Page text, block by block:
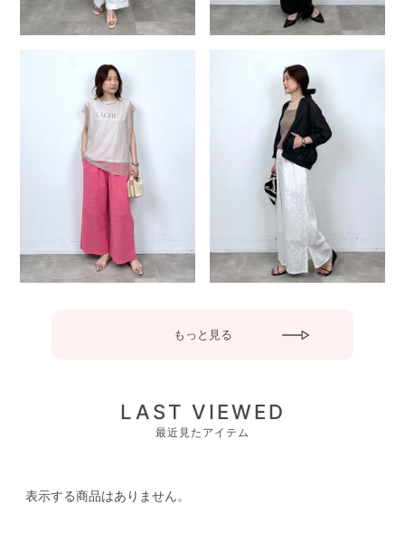
もっと見る
LAST VIEWED
最近見たアイテム
表示する商品はありません。